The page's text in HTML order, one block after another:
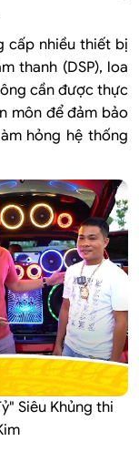
cấp nhiều thiết bị
thanh (DSP), loa
cần được thực
môn để đảm bảo
hỏng hệ thống
Siêu Khủng thi